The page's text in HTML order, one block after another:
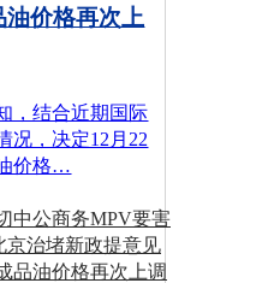
价格再次上
，结合近期国际
况，决定12月22
价格…
中公商务MPV要害
京治堵新政提意见
品油价格再次上调